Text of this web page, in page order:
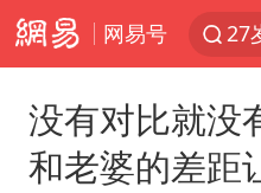
网易号
改
没有对比就没
和老婆的差距